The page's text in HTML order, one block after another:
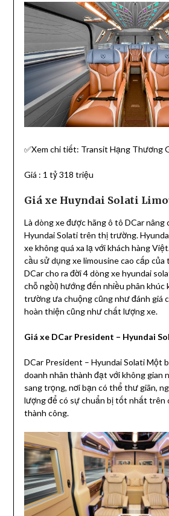
✅Xem chi tiết: Transit Hạng Thương
Giá : 1 tỷ 318 triệu
Giá xe Huyndai Solati
Là dòng xe được hãng ô tô DCar nâng
Hyundai Solati trên thị trường.
xe không quá xa lạ với khách hàng
cầu sử dụng xe limousine cao cấp
DCar cho ra đời 4 dòng xe hyundai
chỗ ngồi) hướng đến nhiều phân khúc
trường ưa chuộng cũng như đánh giá
hoàn thiện cũng như chất lượng xe.
Giá xe DCar President – Hyundai
DCar President – Hyundai Solati​ Một
doanh nhân thành đạt với không gian
sang trọng, nơi bạn có thể thư giãn,
lượng để có sự chuẩn bị tốt nhất trên
thành công.